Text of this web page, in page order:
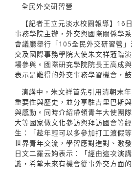
全民外交研習營
【記者王立元淡水校園報導】16
事務學院主辦，外交與國際關係學
會議廳舉行「105全民外交研習營
交及國際事務學院大使朱文祥蒞臨
場參與。國際研究學院院長王高成
表示是難得的外交事務學習機會，
演講中，朱文祥首先引用清朝末
重要性與歷史，並分享駐吉里巴斯
與感動。同時介紹帶領青年大使團
大等國家做文化參訪與拜訪國會等
生：「趁年輕可以多參加打工渡假
世界青年交流，學習應對進對、激
日文二羅云㚬表示：「經由這次演
識，希望未來有機會從事外交方面的